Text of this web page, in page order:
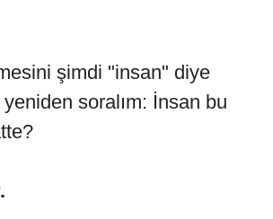
şimdi "insan" diye
soralım: İnsan bu